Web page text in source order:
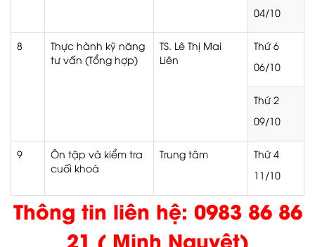
04/10
8
Thực hành kỹ năng
tư vấn (Tổng hợp)
TS. Lê Thị Mai
Liên
Thứ 6
06/10
Thứ 2
09/10
9
Ôn tập và kiểm tra
cuối khoá
Trung tâm
Thứ 4
11/10
Thông tin liên hệ: 0983 86 86
21 ( Minh Nguyệt)